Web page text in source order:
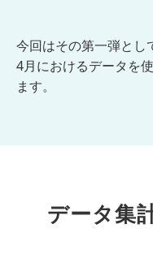
今回はその第一弾とし
4月におけるデータを
ます。
データ集